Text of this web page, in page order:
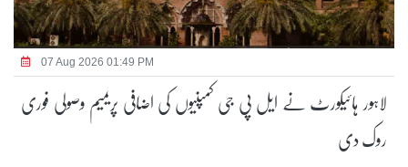
07 Aug 2026 01:49 PM
لاہور ہائیکورٹ نے ایل پی جی کمپنیوں کی اضافی پریمیم وصولی فوری
روک دی